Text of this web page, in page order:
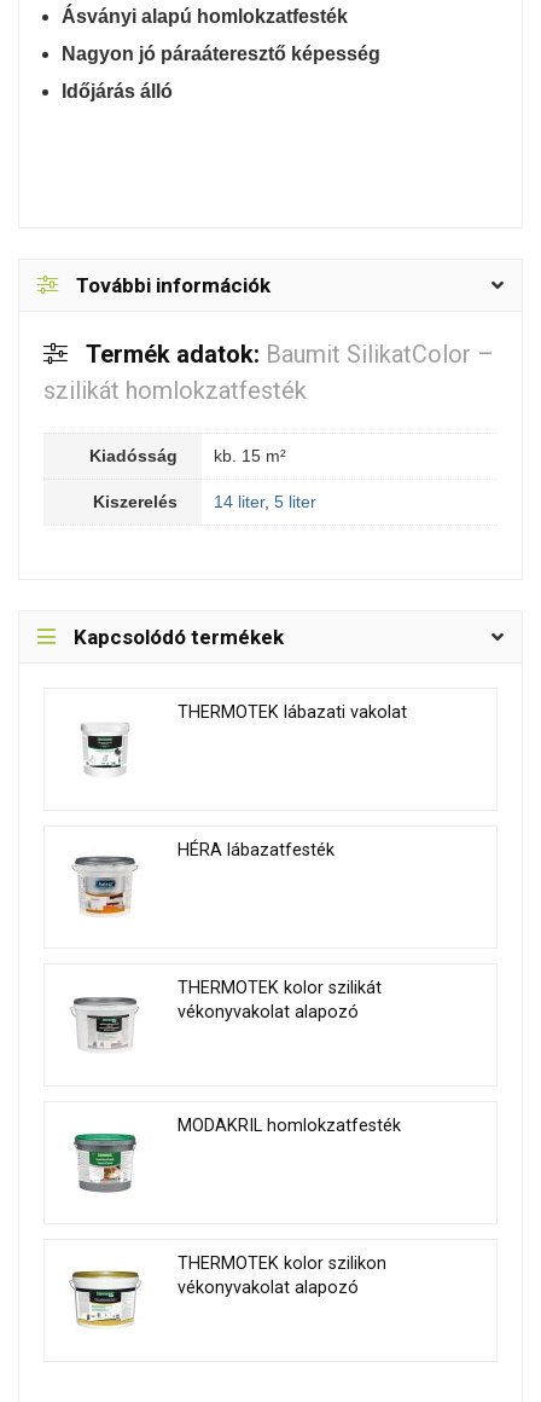
Ásványi alapú homlokzatfesték
Nagyon jó páraáteresztő képesség
Időjárás álló
További információk
Termék adatok: Baumit SilikatColor –
szilikát homlokzatfesték
Kiadósság kb. 15 m²
Kiszerelés 14 liter, 5 liter
Kapcsolódó termékek
THERMOTEK lábazati vakolat
HÉRA lábazatfesték
THERMOTEK kolor szilikát
vékonyvakolat alapozó
MODAKRIL homlokzatfesték
THERMOTEK kolor szilikon
vékonyvakolat alapozó